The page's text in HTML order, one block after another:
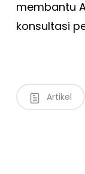
membantu
konsultasi
Artikel